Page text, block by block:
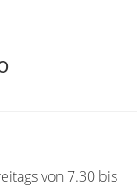
von 7.30 bis